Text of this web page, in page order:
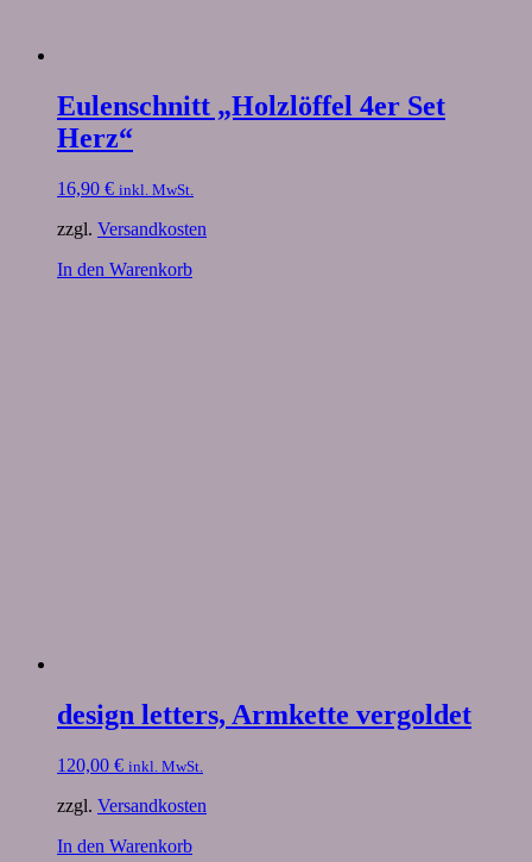
Eulenschnitt „Holzlöffel 4er Set
Herz“
16,90 € inkl. MwSt.
zzgl. Versandkosten
In den Warenkorb
design letters, Armkette vergoldet
120,00 € inkl. MwSt.
zzgl. Versandkosten
In den Warenkorb